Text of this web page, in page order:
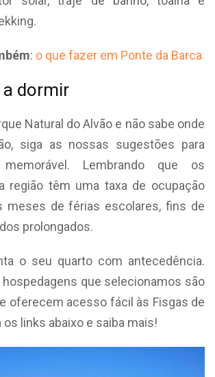
: o que fazer em Ponte da Barca
a dormir
Natural do Alvão e não sabe onde
siga as nossas sugestões para
Lembrando que os
região têm uma taxa de ocupação
meses de férias escolares, fins de
prolongados.
o seu quarto com antecedência.
hospedagens que selecionamos são
oferecem acesso fácil às Fisgas de
os links abaixo e saiba mais!